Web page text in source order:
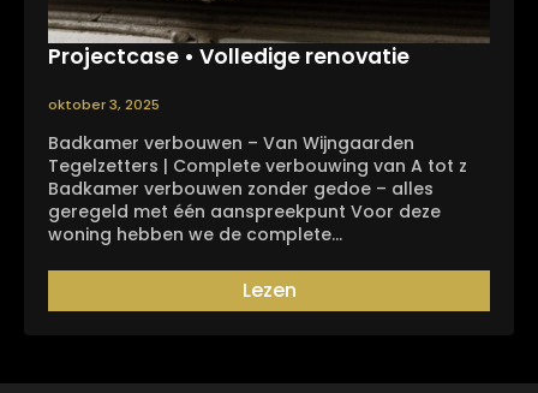
Projectcase • Volledige renovatie
oktober 3, 2025
Badkamer verbouwen – Van Wijngaarden
Tegelzetters | Complete verbouwing van A tot z
Badkamer verbouwen zonder gedoe – alles
geregeld met één aanspreekpunt Voor deze
woning hebben we de complete…
Lezen